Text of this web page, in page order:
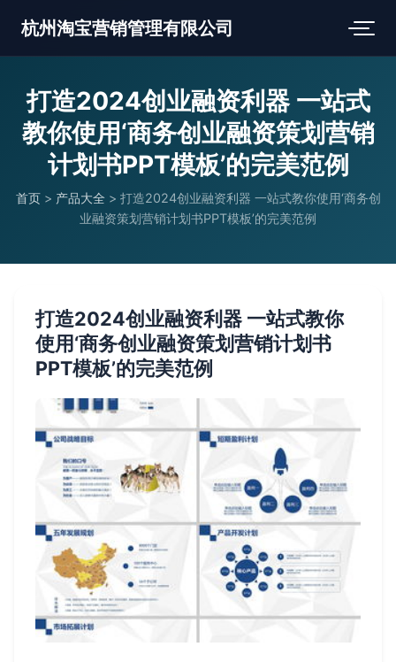
杭州淘宝营销管理有限公司
打造2024创业融资利器 一站式
教你使用‘商务创业融资策划营销
计划书PPT模板’的完美范例
首页 > 产品大全 > 打造2024创业融资利器 一站式教你使用‘商务创
业融资策划营销计划书PPT模板’的完美范例
打造2024创业融资利器 一站式教你
使用‘商务创业融资策划营销计划书
PPT模板’的完美范例